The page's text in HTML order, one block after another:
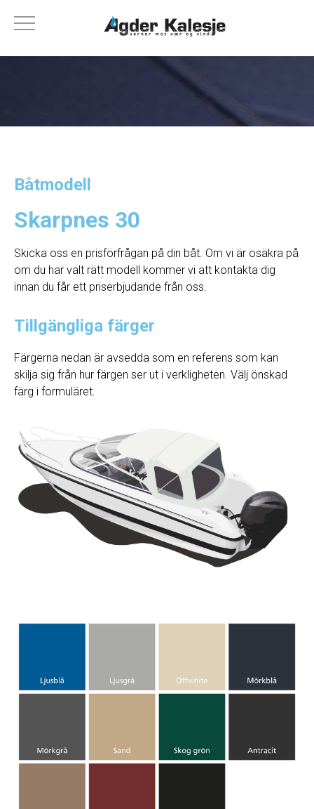
Båtmodell
Skarpnes 30
Skicka oss en prisförfrågan på din båt. Om vi ​​är osäkra på
om du har valt rätt modell kommer vi att kontakta dig
innan du får ett priserbjudande från oss.
Tillgängliga färger
Färgerna nedan är avsedda som en referens som kan
skilja sig från hur färgen ser ut i verkligheten. Välj önskad
färg i formuläret.